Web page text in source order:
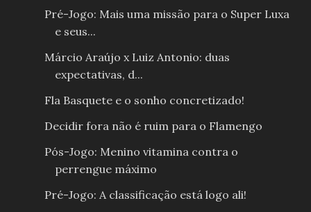
Pré-Jogo: Mais uma missão para o Super Luxa
e seus...
Márcio Araújo x Luiz Antonio: duas
expectativas, d...
Fla Basquete e o sonho concretizado!
Decidir fora não é ruim para o Flamengo
Pós-Jogo: Menino vitamina contra o
perrengue máximo
Pré-Jogo: A classificação está logo ali!